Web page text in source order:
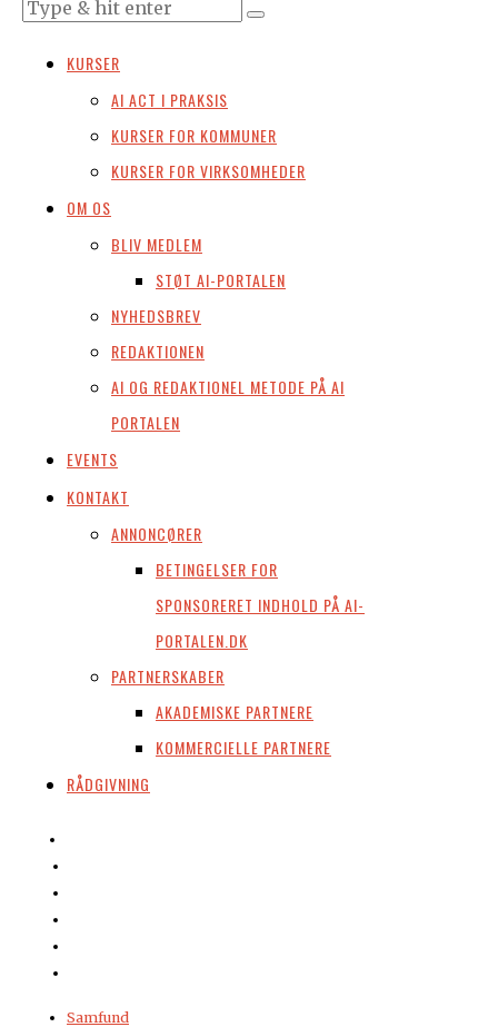
KURSER
AI ACT I PRAKSIS
KURSER FOR KOMMUNER
KURSER FOR VIRKSOMHEDER
OM OS
BLIV MEDLEM
STØT AI-PORTALEN
NYHEDSBREV
REDAKTIONEN
AI OG REDAKTIONEL METODE PÅ AI
PORTALEN
EVENTS
KONTAKT
ANNONCØRER
BETINGELSER FOR
SPONSORERET INDHOLD PÅ AI-
PORTALEN.DK
PARTNERSKABER
AKADEMISKE PARTNERE
KOMMERCIELLE PARTNERE
RÅDGIVNING
Samfund